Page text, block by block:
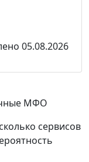
05.08.2026
МФО
сервисов